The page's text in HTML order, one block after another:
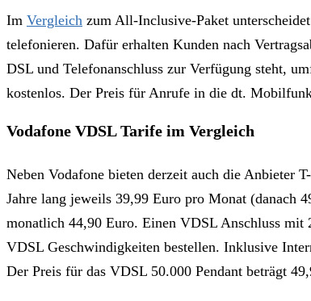
Im Vergleich zum All-Inclusive-Paket
telefonieren. Dafür erhalten Kunden nach
DSL und Telefonanschluss zur Verfügung steht,
kostenlos. Der Preis für Anrufe in die dt.
Vodafone VDSL Tarife im Vergleich
Neben Vodafone bieten derzeit auch die Anbieter
Jahre lang jeweils 39,99 Euro pro Monat (danach
monatlich 44,90 Euro. Einen VDSL Anschluss mit
VDSL Geschwindigkeiten bestellen. Inklusive
Der Preis für das VDSL 50.000 Pendant beträgt